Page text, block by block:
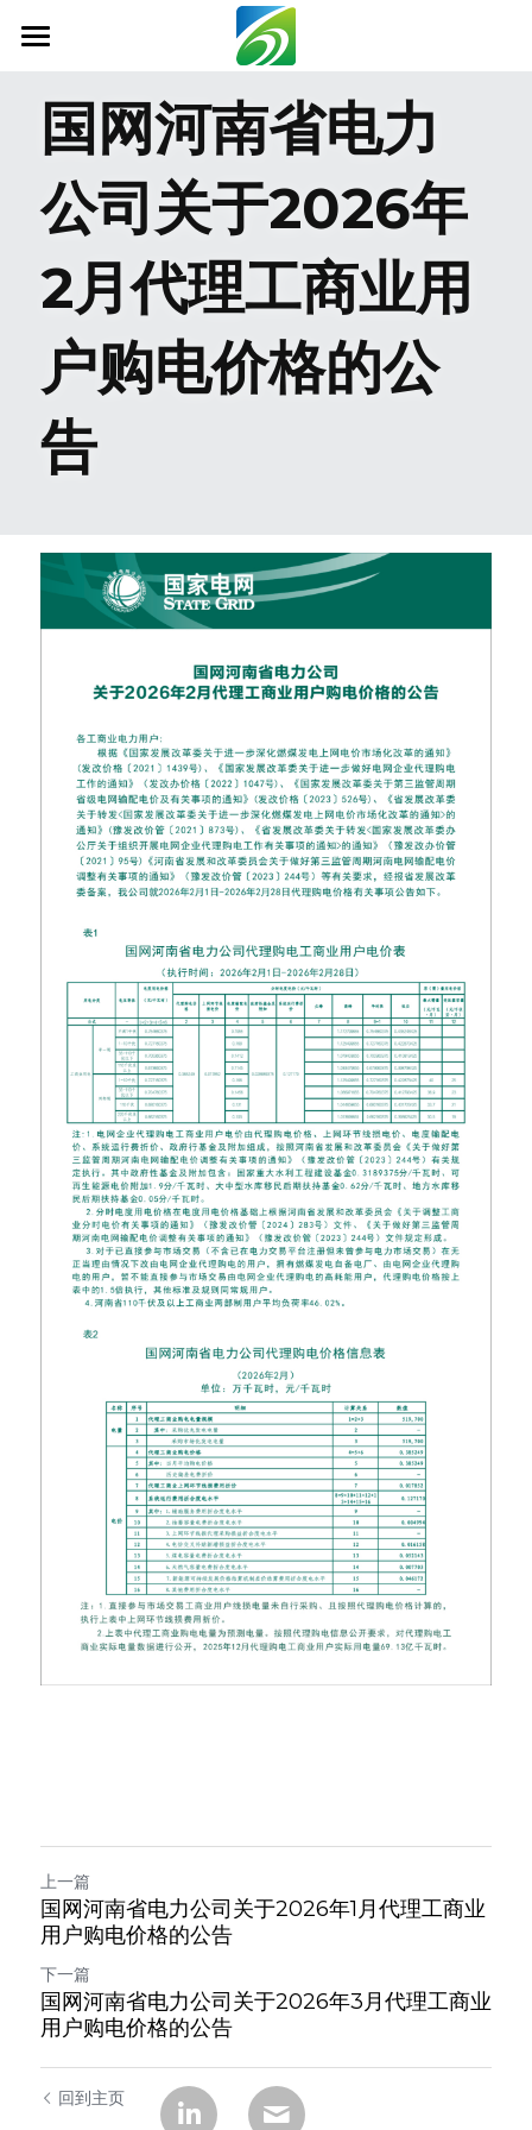
关于我们
新闻资讯
社会责任
业务范围
科技创新
联系我们
国网河南省电力
公司关于2026年
2月代理工商业用
户购电价格的公
告
上一篇
国网河南省电力公司关于2026年1月代理工商业
用户购电价格的公告
下一篇
国网河南省电力公司关于2026年3月代理工商业
用户购电价格的公告
回到主页